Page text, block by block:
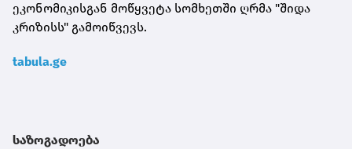
ეკონომიკისგან მოწყვეტა სომხეთში ღრმა "შიდა
კრიზისს" გამოიწვევს.
tabula.ge
საზოგადოება